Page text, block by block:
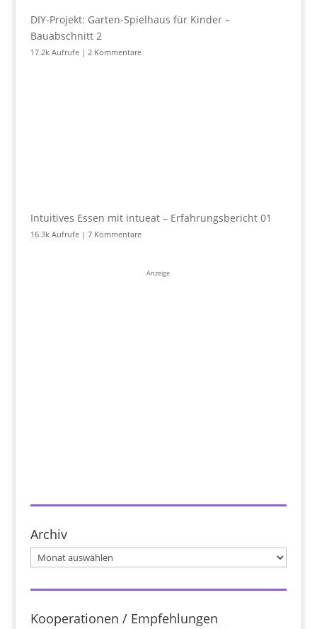
DIY-Projekt: Garten-Spielhaus für Kinder –
Bauabschnitt 2
17.2k Aufrufe| 2 Kommentare
Intuitives Essen mit intueat – Erfahrungsbericht 01
16.3k Aufrufe| 7 Kommentare
Anzeige
Archiv
Archiv
Kooperationen / Empfehlungen